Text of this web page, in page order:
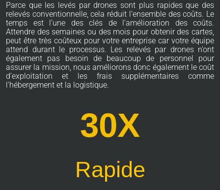
Parce que les levés par drones sont plus rapides que des
relevés conventionnelle, cela réduit l’ensemble des coûts. Le
temps est l’une des clés de l’amélioration des coûts.
Attendre des semaines ou des mois pour obtenir des cartes,
peut être très coûteux pour votre entreprise car votre équipe
attend durant le processus. Les relevés par drones n’ont
également pas besoin de beaucoup de personnel pour
assurer la mission, nous améliorons donc également le coût
d’exploitation et les frais supplémentaires comme
l’hébergement et la logistique.
Rapide
30X